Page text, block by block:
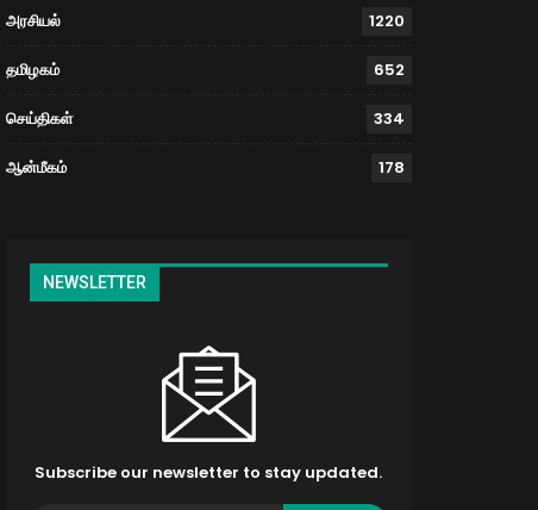
அரசியல் 1220
தமிழகம் 652
செய்திகள் 334
ஆன்மீகம் 178
NEWSLETTER
Subscribe our newsletter to stay updated.